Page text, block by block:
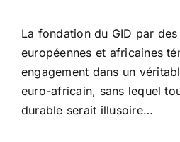
La fondation du GID par
européennes et africaines
engagement dans un
euro-africain, sans lequel
durable serait illusoire…